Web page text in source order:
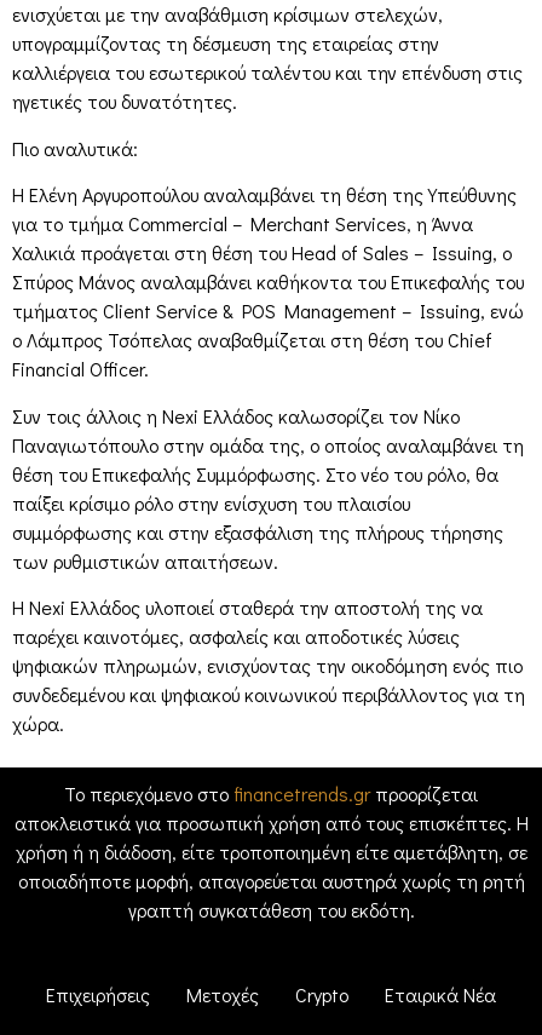
ενισχύεται με την αναβάθμιση κρίσιμων στελεχών,
υπογραμμίζοντας τη δέσμευση της εταιρείας στην
καλλιέργεια του εσωτερικού ταλέντου και την επένδυση στις
ηγετικές του δυνατότητες.
Πιο αναλυτικά:
Η Ελένη Αργυροπούλου αναλαμβάνει τη θέση της Υπεύθυνης
για το τμήμα Commercial – Merchant Services, η Άννα
Χαλικιά προάγεται στη θέση του Head of Sales – Issuing, ο
Σπύρος Μάνος αναλαμβάνει καθήκοντα του Επικεφαλής του
τμήματος Client Service & POS Management – Issuing, ενώ
ο Λάμπρος Τσόπελας αναβαθμίζεται στη θέση του Chief
Financial Officer.
Συν τοις άλλοις η Nexi Ελλάδος καλωσορίζει τον Νίκο
Παναγιωτόπουλο στην ομάδα της, ο οποίος αναλαμβάνει τη
θέση του Επικεφαλής Συμμόρφωσης. Στο νέο του ρόλο, θα
παίξει κρίσιμο ρόλο στην ενίσχυση του πλαισίου
συμμόρφωσης και στην εξασφάλιση της πλήρους τήρησης
των ρυθμιστικών απαιτήσεων.
Η Nexi Ελλάδος υλοποιεί σταθερά την αποστολή της να
παρέχει καινοτόμες, ασφαλείς και αποδοτικές λύσεις
ψηφιακών πληρωμών, ενισχύοντας την οικοδόμηση ενός πιο
συνδεδεμένου και ψηφιακού κοινωνικού περιβάλλοντος για τη
χώρα.
Το περιεχόμενο στο financetrends.grπροορίζεται
αποκλειστικά για προσωπική χρήση από τους επισκέπτες. Η
χρήση ή η διάδοση, είτε τροποποιημένη είτε αμετάβλητη, σε
οποιαδήποτε μορφή, απαγορεύεται αυστηρά χωρίς τη ρητή
γραπτή συγκατάθεση του εκδότη.
Επιχειρήσεις Μετοχές Crypto Εταιρικά Νέα